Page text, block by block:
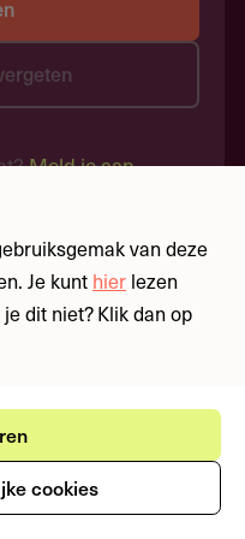
Meld je aan
van deze
Je kunt hier lezen
dit niet? Klik dan op
cookies